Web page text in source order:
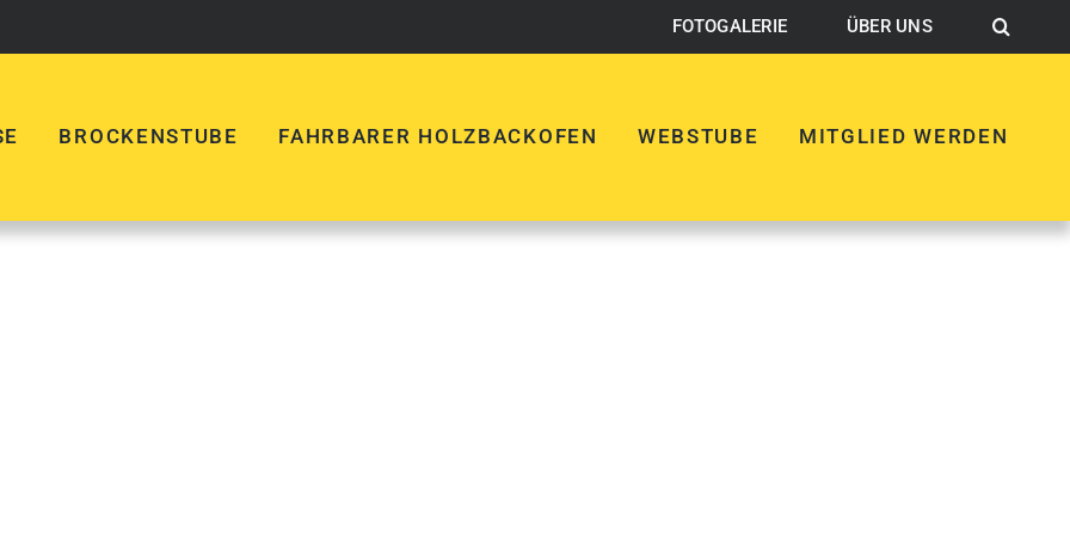
FOTOGALERIE ÜBER UNS
BROCKENSTUBE FAHRBARER HOLZBACKOFEN WEBSTUBE MITGLIED WERDEN